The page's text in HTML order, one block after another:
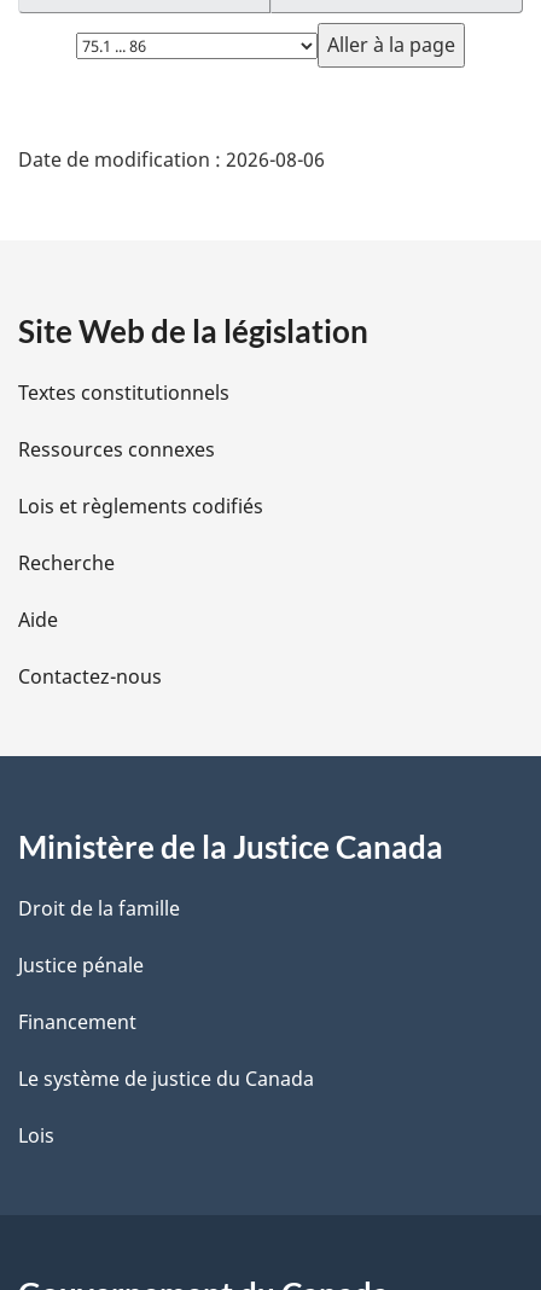
Choisissez
la
é
i
l
s
d
e
l
a
e
Date de modification : 2026-08-06
Site Web de la législation
Textes constitutionnels
Ressources connexes
Lois et règlements codifiés
Recherche
Aide
Contactez-nous
Ministère de la Justice Canada
Droit de la famille
Justice pénale
Financement
Le système de justice du Canada
Lois